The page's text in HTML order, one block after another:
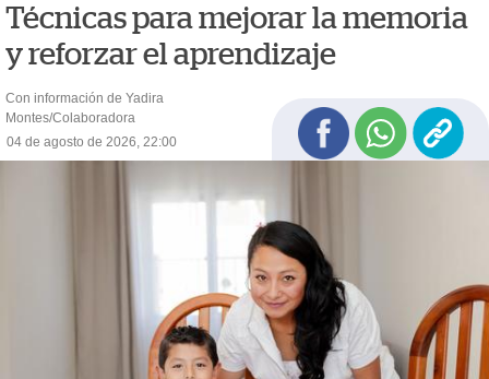
Técnicas para mejorar la memoria
y reforzar el aprendizaje
Con información de Yadira
Montes/Colaboradora
04 de agosto de 2026, 22:00